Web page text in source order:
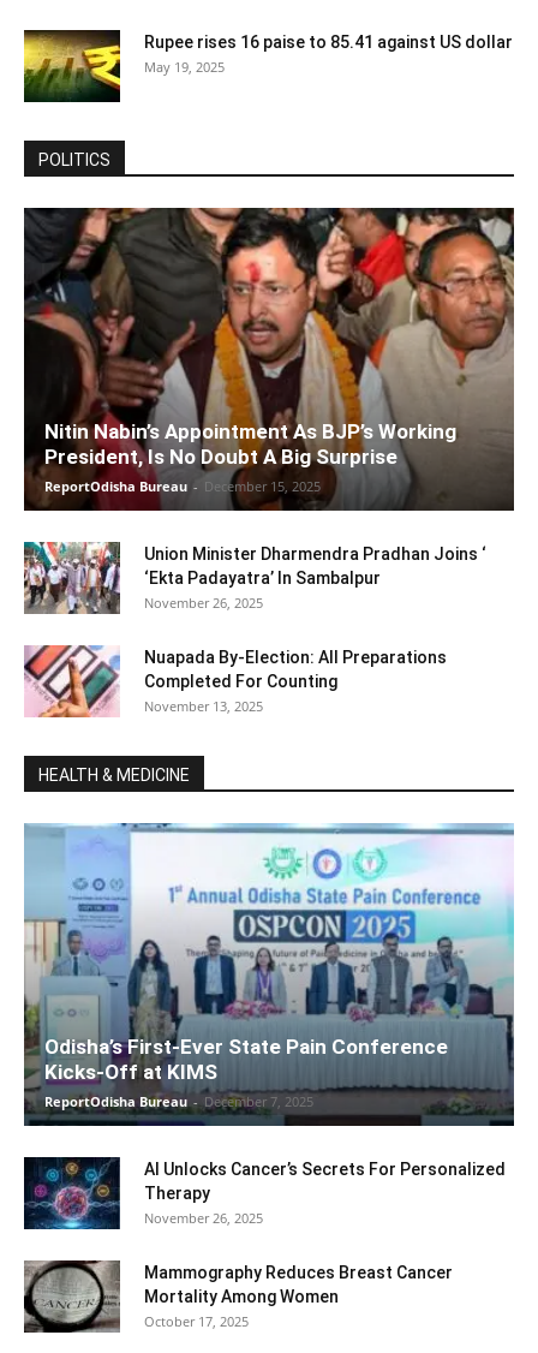
Rupee rises 16 paise to 85.41 against US dollar
May 19, 2025
POLITICS
Nitin Nabin’s Appointment As BJP’s Working
President, Is No Doubt A Big Surprise
ReportOdisha Bureau - December 15, 2025
Union Minister Dharmendra Pradhan Joins ‘
‘Ekta Padayatra’ In Sambalpur
November 26, 2025
Nuapada By-Election: All Preparations
Completed For Counting
November 13, 2025
HEALTH & MEDICINE
Odisha’s First-Ever State Pain Conference
Kicks-Off at KIMS
ReportOdisha Bureau - December 7, 2025
AI Unlocks Cancer’s Secrets For Personalized
Therapy
November 26, 2025
Mammography Reduces Breast Cancer
Mortality Among Women
October 17, 2025